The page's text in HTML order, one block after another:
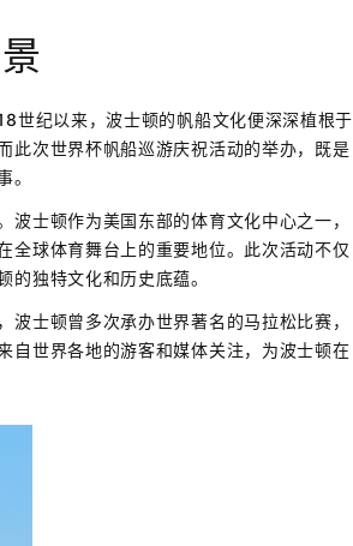
世纪以来，波士顿的帆船文化便深深植根于
此次世界杯帆船巡游庆祝活动的举办，既是
。
士顿作为美国东部的体育文化中心之一，
全球体育舞台上的重要地位。此次活动不仅
独特文化和历史底蕴。
士顿曾多次承办世界著名的马拉松比赛，
自世界各地的游客和媒体关注，为波士顿在